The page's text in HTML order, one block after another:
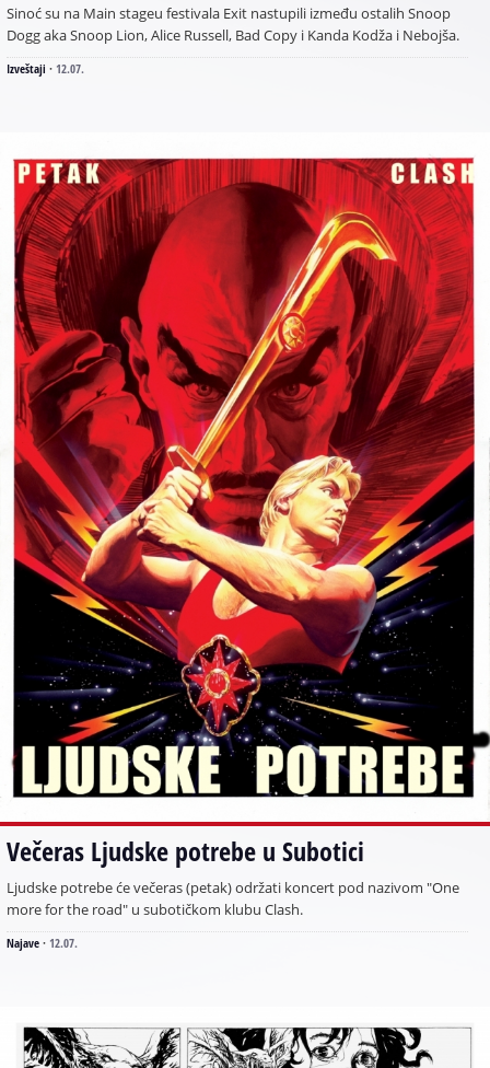
Sinoć su na Main stageu festivala Exit nastupili između ostalih Snoop
Dogg aka Snoop Lion, Alice Russell, Bad Copy i Kanda Kodža i Nebojša.
Izveštaji · 12.07.
Večeras Ljudske potrebe u Subotici
Ljudske potrebe će večeras (petak) održati koncert pod nazivom "One
more for the road" u subotičkom klubu Clash.
Najave · 12.07.